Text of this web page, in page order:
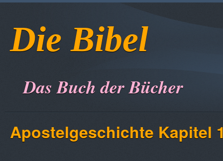
Die Bibel
Das Buch der Bücher
Apostelgeschichte Kapitel